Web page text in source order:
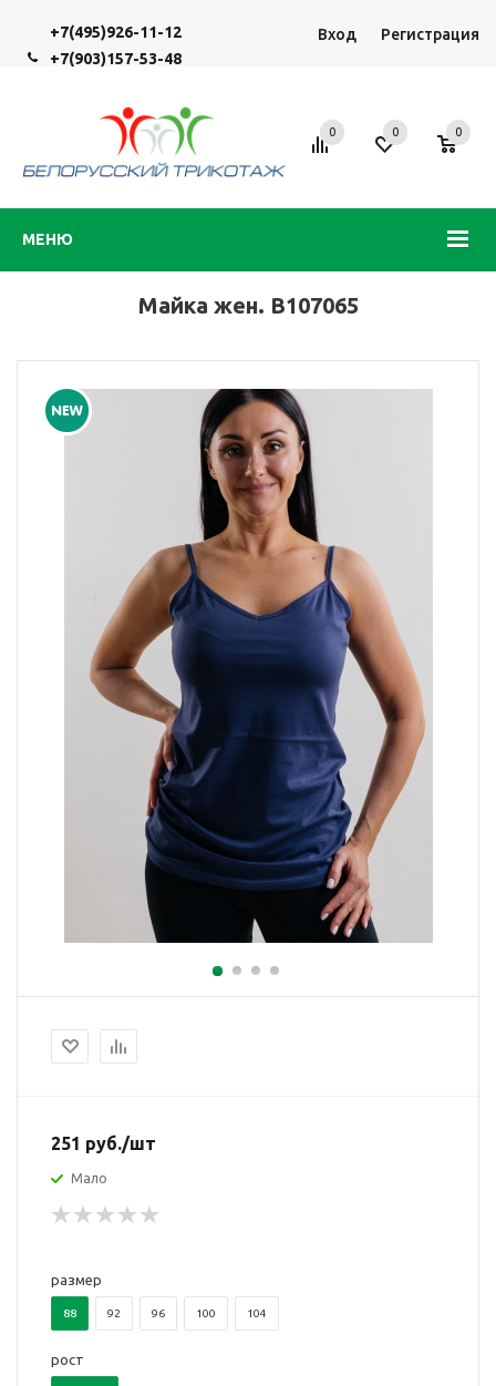
+7(495)926-11-12
+7(903)157-53-48
Вход Регистрация
МЕНЮ
0 0 0
Майка жен. В107065
251 руб./шт
Мало
размер
88 92 96 100 104
рост